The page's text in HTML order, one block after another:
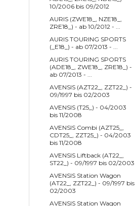
10/2006 bis 09/2012
AURIS (ZWE18_, NZE18_,
ZRE18_) - ab 10/2012 - ...
AURIS TOURING SPORTS
(_E18_) - ab 07/2013 - ...
AURIS TOURING SPORTS
(ADE18_, ZWE18_, ZRE18_) -
ab 07/2013 - ...
AVENSIS (AZT22_, ZZT22_) -
09/1997 bis 02/2003
AVENSIS (T25_) - 04/2003
bis 11/2008
AVENSIS Combi (AZT25_,
CDT25_, ZZT25_) - 04/2003
bis 11/2008
AVENSIS Liftback (AT22_,
ST22_) - 09/1997 bis 02/2003
AVENSIS Station Wagon
(AT22_, ZZT22_) - 09/1997 bis
02/2003
AVENSIS Station Wagon